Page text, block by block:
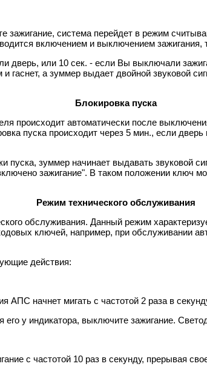
система перейдет в режим
включением и выключением зажигания,
дверь, или 10 сек. - если Вы выключали
гаснет, а зуммер выдает двойной звуковой
Блокировка пуска
происходит автоматически после
пуска происходит через 5 мин., если
пуска, зуммер начинает выдавать звуковой
зажигание". В таком положении ключ
Режим технического обслуживания
обслуживания. Данный режим
ключей, например, при обслуживании
действия:
АПС начнет мигать с частотой 2 раза в
у индикатора, выключите зажигание.
с частотой 10 раз в секунду, прерывая